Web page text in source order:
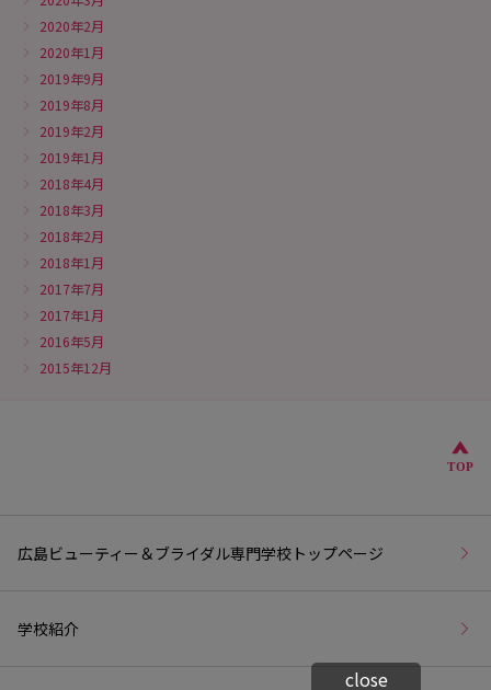
2020年2月
2020年1月
2019年9月
2019年8月
2019年2月
2019年1月
2018年4月
2018年3月
2018年2月
2018年1月
2017年7月
2017年1月
2016年5月
2015年12月
こ
TOP
広島ビューティー＆ブライダル専門学校トップページ
学校紹介
close